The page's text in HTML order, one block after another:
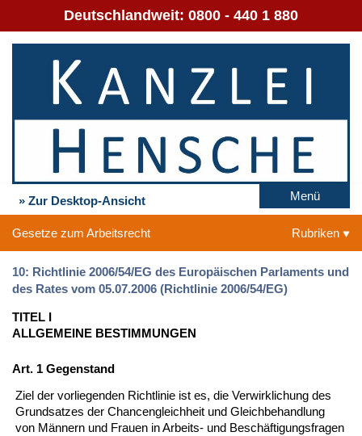
Deutschlandweit: 0800 - 440 1 880
» Zur Desktop-Ansicht Menü
Gesetze zum Arbeitsrecht Rubriken
10: Richtlinie 2006/54/EG des Europäischen Parlaments und
des Rates vom 05.07.2006 (Richtlinie 2006/54/EG)
TITEL I
ALLGEMEINE BESTIMMUNGEN
Art. 1 Gegenstand
Ziel der vorliegenden Richtlinie ist es, die Verwirklichung des
Grundsatzes der Chancengleichheit und Gleichbehandlung
von Männern und Frauen in Arbeits- und Beschäftigungsfragen